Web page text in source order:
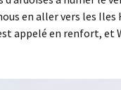
en aller vers les Iles
appelé en renfort, et